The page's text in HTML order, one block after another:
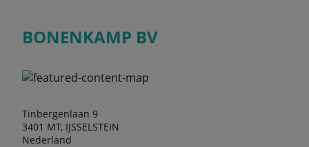
BONENKAMP BV
Tinbergenlaan 9
3401 MT, IJSSELSTEIN
Nederland